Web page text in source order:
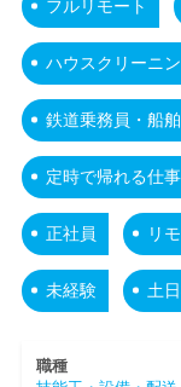
フルリモート
ハウスクリーニ
鉄道乗務員・船
定時で帰れる仕事
正社員 リ
未経験 土
職種